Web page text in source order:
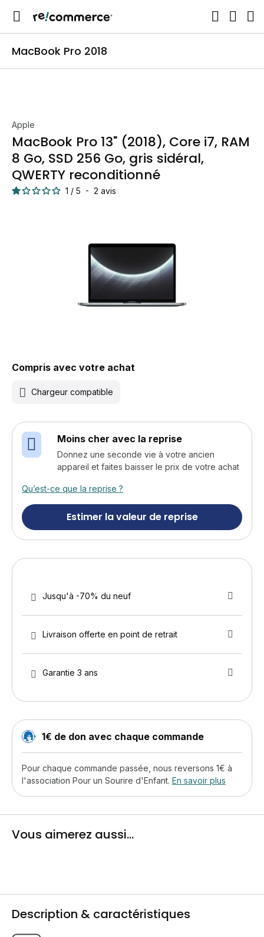
MacBook Pro 2018
Apple
MacBook Pro 13" (2018), Core i7, RAM
8 Go, SSD 256 Go, gris sidéral,
QWERTY reconditionné
1 / 5 - 2 avis
Compris avec votre achat
Chargeur compatible
Moins cher avec la reprise
Donnez une seconde vie à votre ancien
appareil et faites baisser le prix de votre achat
Qu’est-ce que la reprise ?
Estimer la valeur de reprise
Jusqu'à -70% du neuf
Livraison offerte en point de retrait
Garantie 3 ans
1€ de don avec chaque commande
Pour chaque commande passée, nous reversons 1€ à
l'association Pour un Sourire d'Enfant. En savoir plus
Vous aimerez aussi...
Description & caractéristiques